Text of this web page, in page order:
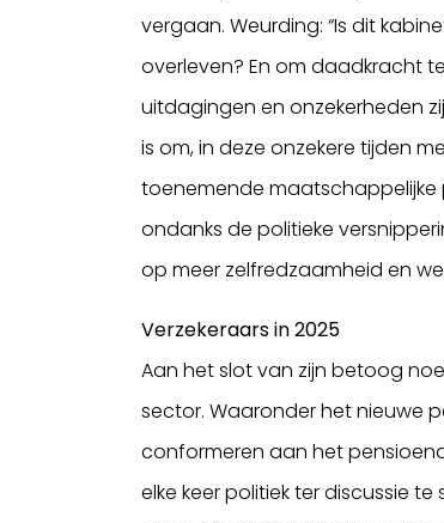
vergaan. Weurding: “Is dit
overleven? En om daadkracht
uitdagingen en onzekerheden
is om, in deze onzekere tijden
toenemende maatschappelijke
ondanks de politieke
op meer zelfredzaamheid en
Verzekeraars in 2025
Aan het slot van zijn betoog
sector. Waaronder het nieuwe
conformeren aan het
elke keer politiek ter discussie